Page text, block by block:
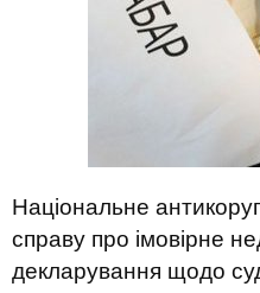
Національне
справу про імовірне
декларування щодо